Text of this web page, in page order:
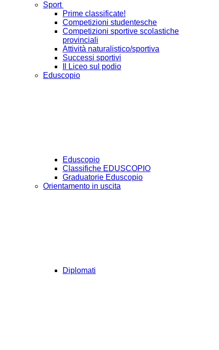
Sport
Prime classificate!
Competizioni studentesche
Competizioni sportive scolastiche
provinciali
Attività naturalistico/sportiva
Successi sportivi
Il Liceo sul podio
Eduscopio
Eduscopio
Classifiche EDUSCOPIO
Graduatorie Eduscopio
Orientamento in uscita
Diplomati